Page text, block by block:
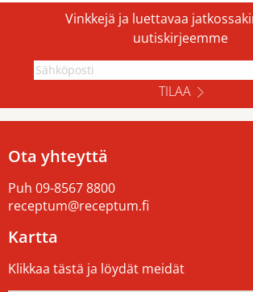
Vinkkejä ja luettavaa
uutiskirjeemme
TILAA
Ota yhteyttä
Puh 09-8567 8800
receptum@receptum.fi
Kartta
Klikkaa tästä ja löydät meidät